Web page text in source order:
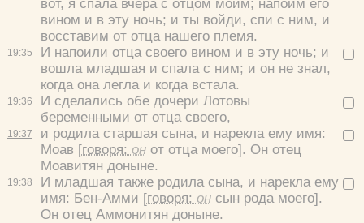
19:35
19:36
19:37
19:38
вот, я спала вчера с отцом моим; напоим его
вином и в эту ночь; и ты войди, спи с ним, и
восставим от отца нашего племя.
И напоили отца своего вином и в эту ночь; и
вошла младшая и спала с ним; и он не знал,
когда она легла и когда встала.
И сделались обе дочери Лотовы
беременными от отца своего,
и родила старшая сына, и нарекла ему имя:
Моав [говоря: он от отца моего]. Он отец
Моавитян доныне.
И младшая также родила сына, и нарекла ему
имя: Бен-Амми [говоря: он сын рода моего].
Он отец Аммонитян доныне.